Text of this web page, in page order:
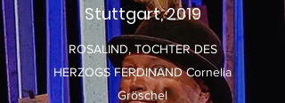
Stuttgart, 2019
ROSALIND, TOCHTER DES
HERZOGS FERDINAND Cornelia
Gröschel